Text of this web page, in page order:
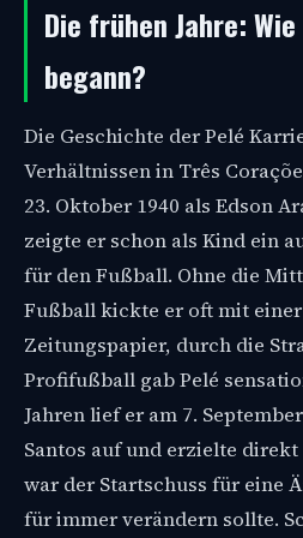
Die frühen Jahre:
begann?
Die Geschichte der Pelé
Verhältnissen in Três
23. Oktober 1940 als Edson
zeigte er schon als Kind ein
für den Fußball. Ohne die
Fußball kickte er oft mit
Zeitungspapier, durch die
Profifußball gab Pelé
Jahren lief er am 7.
Santos auf und erzielte
war der Startschuss für eine
für immer verändern sollte.